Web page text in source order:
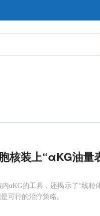
核装上“αKG油量
αKG的工具，还揭示了“线
可行的治疗策略。